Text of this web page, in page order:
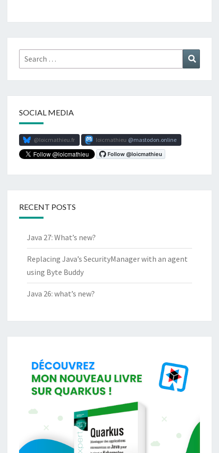
Search
for:
SOCIAL MEDIA
@loicmathieu.fr loicmathieu mastodon.online
RECENT POSTS
Java 27: What’s new?
Replacing Java’s SecurityManager with an agent
using Byte Buddy
Java 26: what’s new?